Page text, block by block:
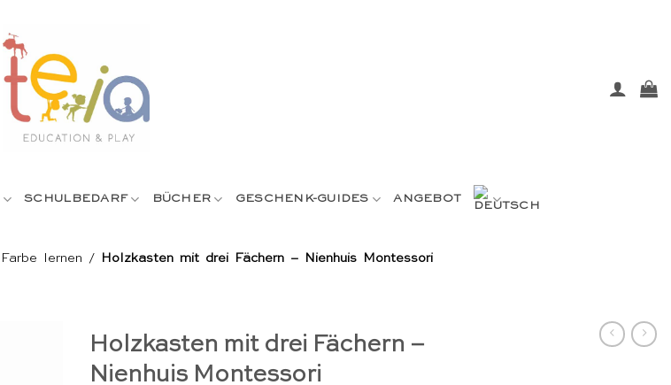
SCHULBEDARF BÜCHER GESCHENK-GUIDES ANGEBOT
Farbe lernen / Holzkasten mit drei Fächern – Nienhuis Montessori
Holzkasten mit drei Fächern –
Nienhuis Montessori